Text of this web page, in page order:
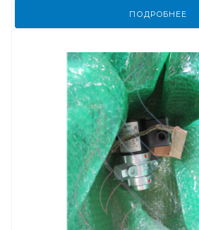
ПОДРОБНЕЕ